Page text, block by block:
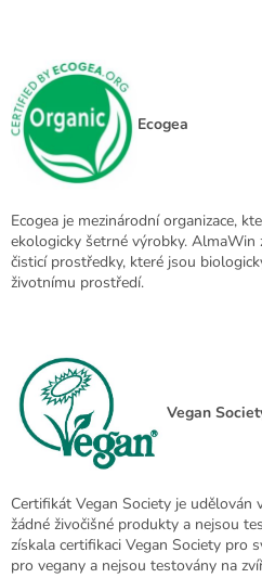
Ecogea
Ecogea je mezinárodní organizace,
ekologicky šetrné výrobky. AlmaWin
čisticí prostředky, které jsou
životnímu prostředí.
Vegan
Certifikát Vegan Society je udělován
žádné živočišné produkty a nejsou
získala certifikaci Vegan Society pro
pro vegany a nejsou testovány na